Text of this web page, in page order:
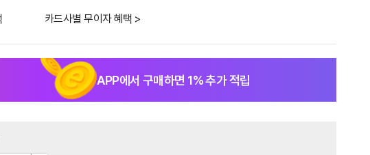
카드사별 무이자 혜택 >
APP에서 구매하면 1% 추가 적립